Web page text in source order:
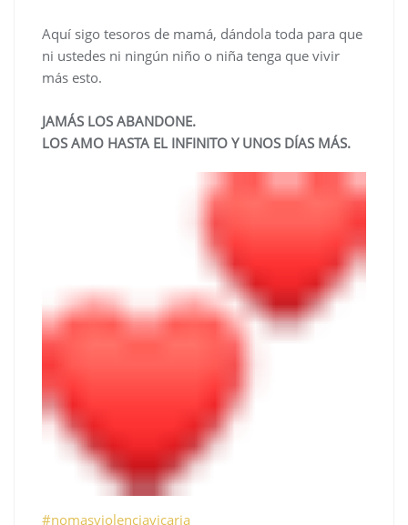
Aquí sigo tesoros de mamá, dándola toda para que
ni ustedes ni ningún niño o niña tenga que vivir
más esto.
JAMÁS LOS ABANDONE.
LOS AMO HASTA EL INFINITO Y UNOS DÍAS MÁS.
#nomasviolenciavicaria